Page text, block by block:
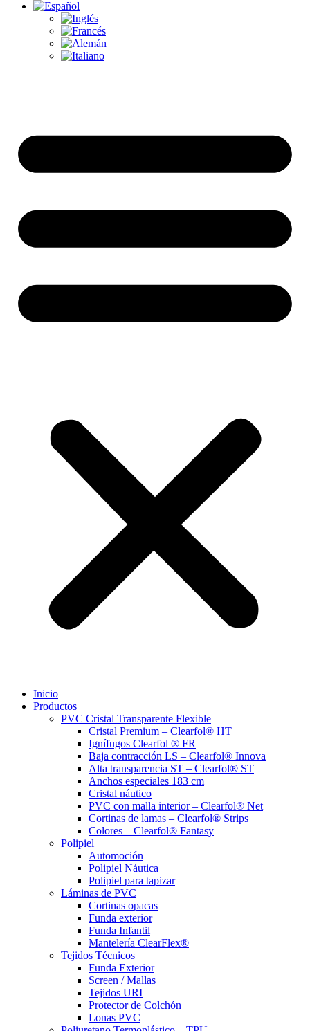
Inicio
Productos
PVC Cristal Transparente Flexible
Cristal Premium – Clearfol® HT
Ignífugos Clearfol ® FR
Baja contracción LS – Clearfol® Innova
Alta transparencia ST – Clearfol® ST
Anchos especiales 183 cm
Cristal náutico
PVC con malla interior – Clearfol® Net
Cortinas de lamas – Clearfol® Strips
Colores – Clearfol® Fantasy
Polipiel
Automoción
Polipiel Náutica
Polipiel para tapizar
Láminas de PVC
Cortinas opacas
Funda exterior
Funda Infantil
Mantelería ClearFlex®
Tejidos Técnicos
Funda Exterior
Screen / Mallas
Tejidos URI
Protector de Colchón
Lonas PVC